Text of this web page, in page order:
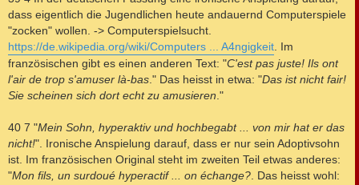
dass eigentlich die Jugendlichen heute andauernd Computerspiele
"zocken" wollen. -> Computerspielsucht.
https://de.wikipedia.org/wiki/Computers ... A4ngigkeit . Im
französischen gibt es einen anderen Text: "C'est pas juste! Ils ont
l'air de trop s'amuser là-bas ." Das heisst in etwa: "Das ist nicht fair!
Sie scheinen sich dort echt zu amusieren ."
40 7 "Mein Sohn, hyperaktiv und hochbegabt ... von mir hat er das
nicht!". Ironische Anspielung darauf, dass er nur sein Adoptivsohn
ist. Im französischen Original steht im zweiten Teil etwas anderes:
"Mon fils, un surdoué hyperactif ... on échange? . Das heisst wohl: